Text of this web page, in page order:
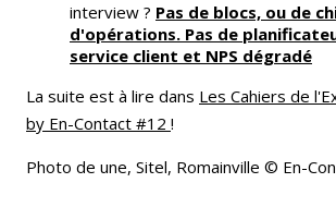
interview ? Pas de blocs, ou de
d'opérations. Pas de
service client et NPS dégradé
La suite est à lire dans Les Cahiers de
by En-Contact #12 !
Photo de une, Sitel, Romainville © En-